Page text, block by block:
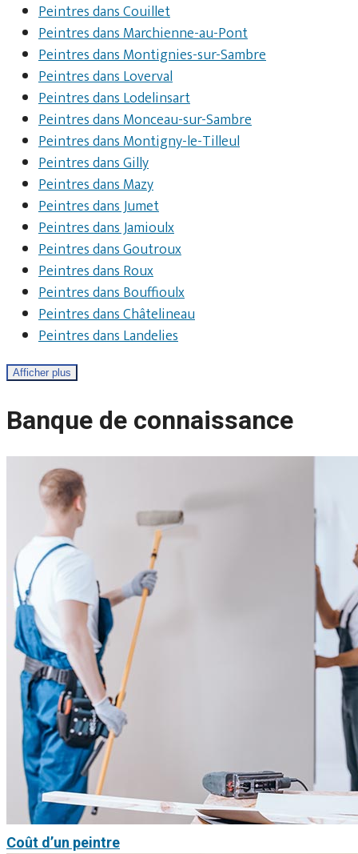
Peintres dans Couillet
Peintres dans Marchienne-au-Pont
Peintres dans Montignies-sur-Sambre
Peintres dans Loverval
Peintres dans Lodelinsart
Peintres dans Monceau-sur-Sambre
Peintres dans Montigny-le-Tilleul
Peintres dans Gilly
Peintres dans Mazy
Peintres dans Jumet
Peintres dans Jamioulx
Peintres dans Goutroux
Peintres dans Roux
Peintres dans Bouffioulx
Peintres dans Châtelineau
Peintres dans Landelies
Afficher plus
Banque de connaissance
Coût d’un peintre